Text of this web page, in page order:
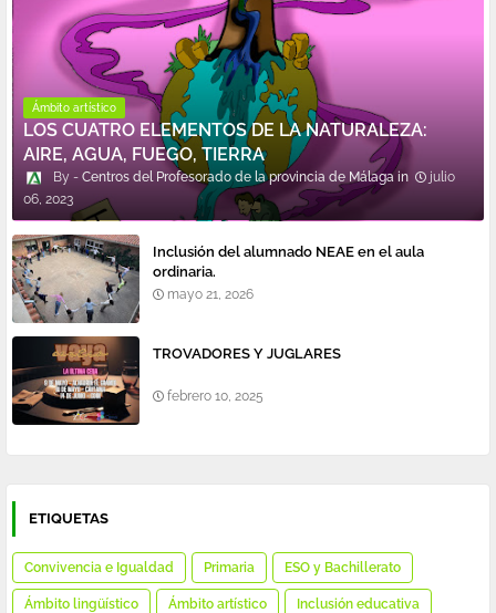
Ámbito artístico
LOS CUATRO ELEMENTOS DE LA NATURALEZA:
AIRE, AGUA, FUEGO, TIERRA
Centros del Profesorado de la provincia de Málaga
julio
06, 2023
Inclusión del alumnado NEAE en el aula
ordinaria.
mayo 21, 2026
TROVADORES Y JUGLARES
febrero 10, 2025
ETIQUETAS
Convivencia e Igualdad Primaria ESO y Bachillerato
Ámbito lingüístico Ámbito artístico Inclusión educativa